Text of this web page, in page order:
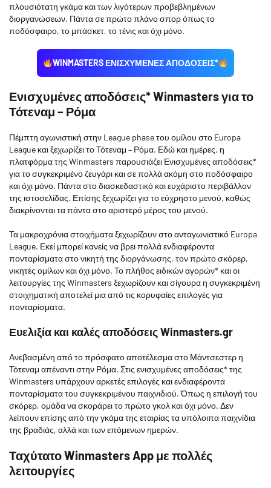
πλουσιότατη γκάμα και των λιγότερων προβεβλημένων
διοργανώσεων. Πάντα σε πρώτο πλάνο σπορ όπως το
ποδόσφαιρο, το μπάσκετ, το τένις και όχι μόνο.
WINMASTERS ΕΝΙΣΧΥΜΕΝΕΣ ΑΠΟΔΟΣΕΙΣ*
Ενισχυμένες αποδόσεις* Winmasters για το
Τότεναμ – Ρόμα
Πέμπτη αγωνιστική στην League phase του ομίλου στο Europa
League και ξεχωρίζει το Τότεναμ – Ρόμα. Εδώ και ημέρες, η
πλατφόρμα της Winmasters παρουσιάζει Ενισχυμένες αποδόσεις*
για το συγκεκριμένο ζευγάρι και σε πολλά ακόμη στο ποδόσφαιρο
και όχι μόνο. Πάντα στο διασκεδαστικό και ευχάριστο περιβάλλον
της ιστοσελίδας. Επίσης ξεχωρίζει για το εύχρηστο μενού, καθώς
διακρίνονται τα πάντα στο αριστερό μέρος του μενού.
Τα μακροχρόνια στοιχήματα ξεχωρίζουν στο ανταγωνιστικό Europa
League. Εκεί μπορεί κανείς να βρει πολλά ενδιαφέροντα
πονταρίσματα στο νικητή της διοργάνωσης, τον πρώτο σκόρερ,
νικητές ομίλων και όχι μόνο. Το πλήθος ειδικών αγορών* και οι
λειτουργίες της Winmasters ξεχωρίζουν και σίγουρα η συγκεκριμένη
στοιχηματική αποτελεί μια από τις κορυφαίες επιλογές για
πονταρίσματα.
Ευελιξία και καλές αποδόσεις Winmasters.gr
Ανεβασμένη από το πρόσφατο αποτέλεσμα στο Μάντσεστερ η
Τότεναμ απέναντι στην Ρόμα. Στις ενισχυμένες αποδόσεις* της
Winmasters υπάρχουν αρκετές επιλογές και ενδιαφέροντα
πονταρίσματα του συγκεκριμένου παιχνιδιού. Όπως η επιλογή του
σκόρερ, ομάδα να σκοράρει το πρώτο γκολ και όχι μόνο. Δεν
λείπουν επίσης από την γκάμα της εταιρίας τα υπόλοιπα παιχνίδια
της βραδιάς, αλλά και των επόμενων ημερών.
Ταχύτατο Winmasters App με πολλές
λειτουργίες